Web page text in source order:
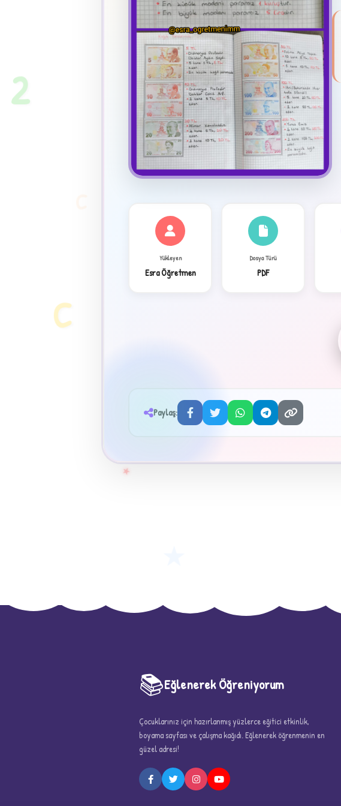
★
Yükleyen
Esra Öğretmen
Dosya Türü
PDF
Paylaş:
C
2
5
★
📚Eğlenerek Öğreniyorum
Çocuklarınız için hazırlanmış yüzlerce eğitici etkinlik,
boyama sayfası ve çalışma kağıdı. Eğlenerek öğrenmenin en
güzel adresi!